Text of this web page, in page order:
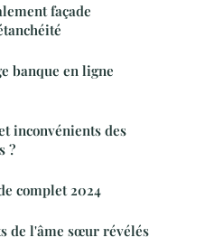
façade
banque en ligne
inconvénients des
?
complet 2024
de l'âme sœur révélés